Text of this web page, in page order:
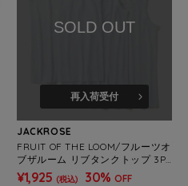
SOLD OUT
再入荷受付
JACKROSE
FRUIT OF THE LOOM/フルーツオ
ブザルーム リブタンクトップ 3P
パック
¥1,925 (税込) 30% OFF